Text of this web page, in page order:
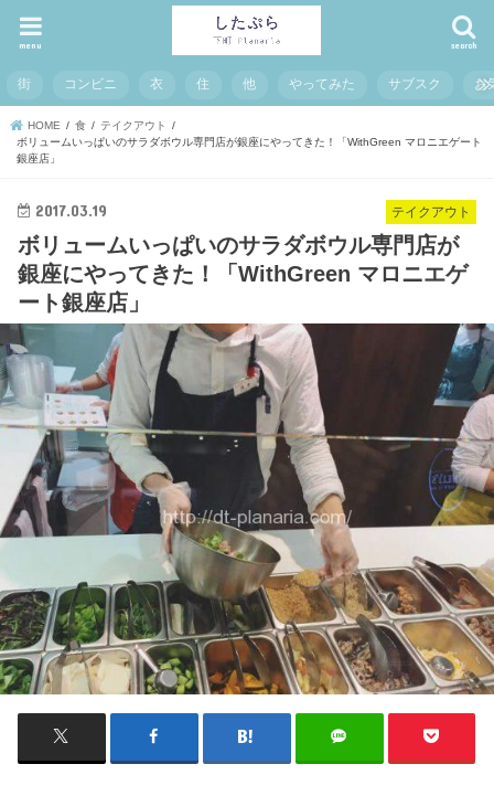
search
menu
街 コンビニ 衣 住 他 やってみた サブスク お
HOME 食
テイクアウト
ボリュームいっぱいのサラダボウル専門店が銀座にやってきた！「WithGreen マロニエゲート
銀座店」
テイクアウト
2017.03.19
ボリュームいっぱいのサラダボウル専門店が
銀座にやってきた！「WithGreen マロニエゲ
ート銀座店」